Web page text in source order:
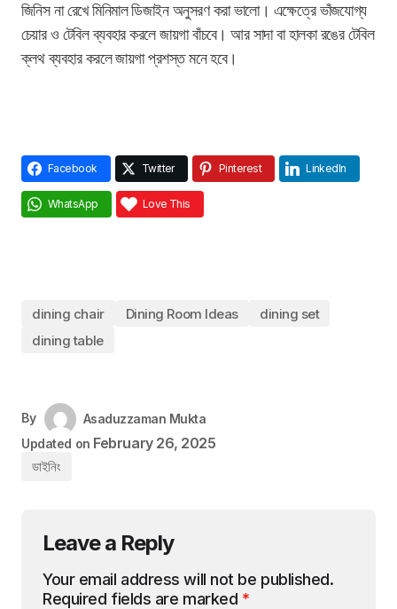
জিনিস না রেখে মিনিমাল ডিজাইন অনুসরণ করা ভালো। এক্ষেত্রে ভাঁজযোগ্য
চেয়ার ও টেবিল ব্যবহার করলে জায়গা বাঁচবে। আর সাদা বা হালকা রঙের টেবিল
ক্লথ ব্যবহার করলে জায়গা প্রশস্ত মনে হবে।
Facebook Twitter Pinterest LinkedIn
WhatsApp Love This
dining chair Dining Room Ideas
dining set
dining table
By
Asaduzzaman Mukta
Updated on February 26, 2025
ডাইনিং
Leave a Reply
Your email address will not be published.
Required fields are marked *